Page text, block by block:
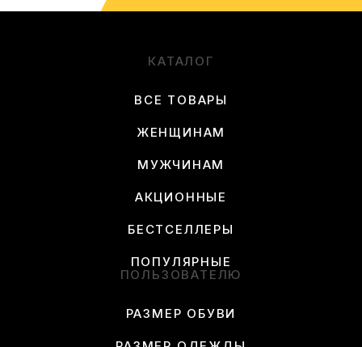
КАТАЛОГ
ВСЕ ТОВАРЫ
ЖЕНЩИНАМ
МУЖЧИНАМ
АКЦИОННЫЕ
БЕСТСЕЛЛЕРЫ
ПОПУЛЯРНЫЕ
ПОЛЬЗОВАТЕЛЮ
РАЗМЕР ОБУВИ